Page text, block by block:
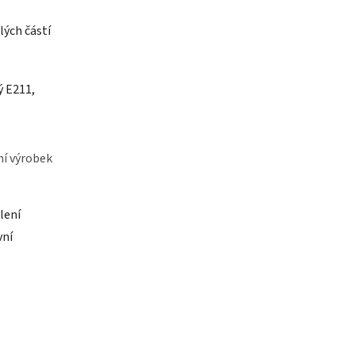
částí
výrobek